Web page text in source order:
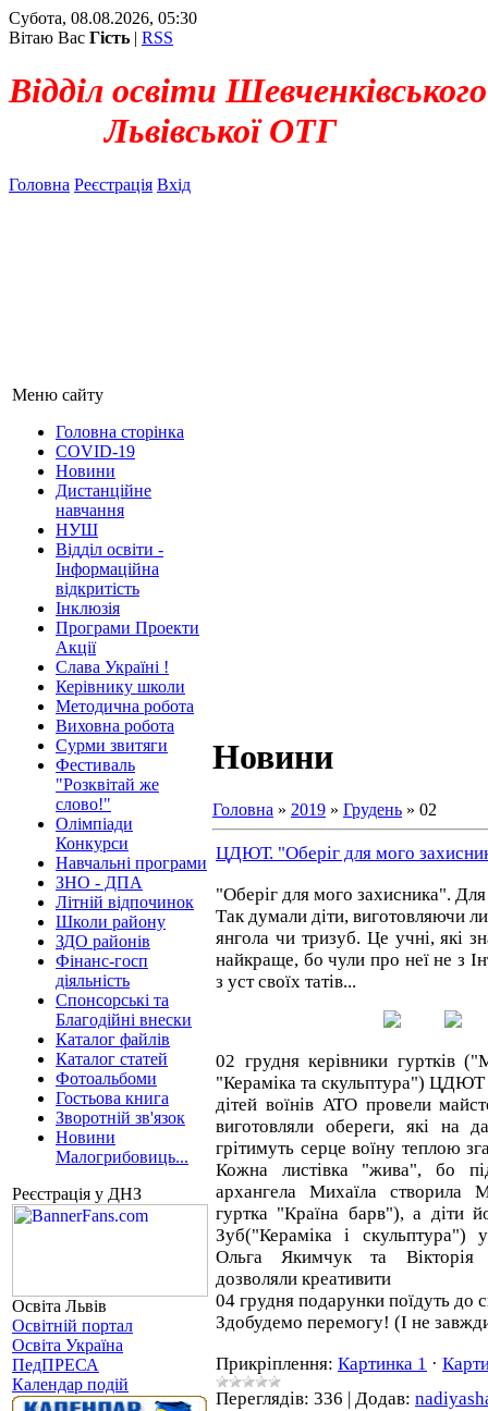
Субота, 08.08.2026, 05:30
Вітаю Вас Гість | RSS
Відділ освіти
Львівської ОТГ
Головна Реєстрація Вхід
Меню сайту
Головна сторінка
COVID-19
Новини
Дистанційне
навчання
НУШ
Відділ освіти -
Інформаційна
відкритість
Інклюзія
Програми Проекти
Акції
Слава Україні !
Керівнику школи
Методична робота
Виховна робота
Сурми звитяги
Фестиваль
"Розквітай же
слово!"
Олімпіади
Конкурси
Навчальні програми
ЗНО - ДПА
Літній відпочинок
Школи району
ЗДО районів
Фінанс-госп
діяльність
Спонсорські та
Благодійні внески
Каталог файлів
Каталог статей
Фотоальбоми
Гостьова книга
Зворотній зв'язок
Новини
Малогрибовиць...
Реєстрація у ДНЗ
Освіта Львів
Освітній портал
Освіта Україна
ПедПРЕСА
Календар подій
Новини
Головна » 2019 » Грудень » 02
ЦДЮТ. "Оберіг для мого
"Оберіг для мого захисника".
Так думали діти, виготовляючи
янгола чи тризуб. Це учні, які
найкраще, бо чули про неї не з
з уст своїх татів...
02 грудня керівники гуртків
"Кераміка та скульптура") ЦДЮТ
дітей воїнів АТО провели
виготовляли обереги, які на
грітимуть серце воїну теплою
Кожна листівка "жива", бо
архангела Михаїла створила
гуртка "Країна барв"), а діти
Зуб("Кераміка і скульптура")
Ольга Якимчук та
дозволяли креативити
04 грудня подарунки поїдуть до
Здобудемо перемогу! (І не
Прикріплення: Картинка 1 ·
Переглядів: 336 Додав: